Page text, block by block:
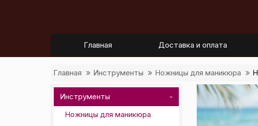
Главная Доставка и оплата
Главная Инструменты Ножницы для маникюра
Инструменты
Ножницы для маникюра